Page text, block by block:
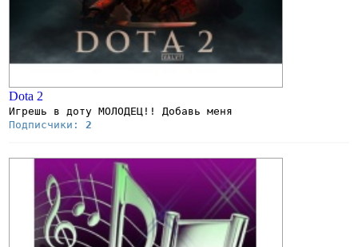
Dota 2
Игрешь в доту МОЛОДЕЦ!! Добавь меня
Подписчики: 2